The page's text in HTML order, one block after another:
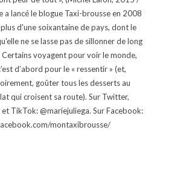
a lancé le blogue Taxi-brousse en 2008
d'une soixantaine de pays, dont le
ne se lasse pas de sillonner de long
Certains voyagent pour voir le monde,
d’abord pour le « ressentir » (et,
goûter tous les desserts au
qui croisent sa route). Sur Twitter,
TikTok: @mariejuliega. Sur Facebook:
montaxibrousse/